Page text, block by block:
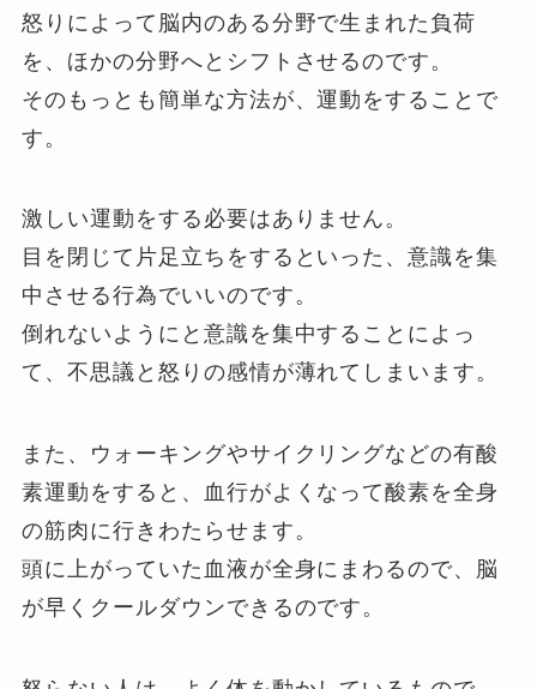
怒りによって脳内のある分野で生まれた負荷
を、ほかの分野へとシフトさせるのです。
そのもっとも簡単な方法が、運動をすることで
す。
激しい運動をする必要はありません。
目を閉じて片足立ちをするといった、意識を集
中させる行為でいいのです。
倒れないようにと意識を集中することによっ
て、不思議と怒りの感情が薄れてしまいます。
また、ウォーキングやサイクリングなどの有酸
素運動をすると、血行がよくなって酸素を全身
の筋肉に行きわたらせます。
頭に上がっていた血液が全身にまわるので、脳
が早くクールダウンできるのです。